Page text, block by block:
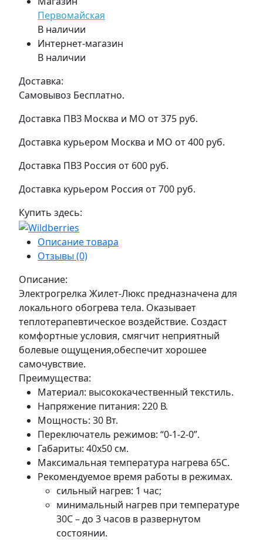
Первомайская
В наличии
Интернет-магазин
В наличии
Доставка:
Самовывоз Бесплатно.
Доставка ПВЗ Москва и МО от 375 руб.
Доставка курьером Москва и МО от 400 руб.
Доставка ПВЗ Россия от 600 руб.
Доставка курьером Россия от 700 руб.
Купить здесь:
Описание товара
Отзывы (0)
Описание:
Электрогрелка Жилет-Люкс предназначена для
локального обогрева тела. Оказывает
теплотерапевтическое воздействие. Создаст
комфортные условия, смягчит неприятный
болевые ощущения,обеспечит хорошее
самочувствие.
Преимущества:
Материал: высококачественный текстиль.
Напряжение питания: 220 В.
Мощность: 30 Вт.
Переключатель режимов: “0-1-2-0”.
Габариты: 40х50 см.
Максимальная температура нагрева 65С.
Рекомендуемое время работы в режимах.
сильный нагрев: 1 час;
минимальный нагрев при температуре
30C – до 3 часов в развернутом
состоянии.